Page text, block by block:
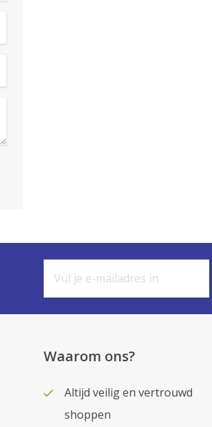
Waarom ons?
Altijd veilig en vertrouwd
shoppen